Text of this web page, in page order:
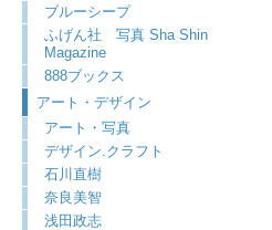
ブルーシープ
ふげん社 写真 Sha Shin
Magazine
888ブックス
アート・デザイン
アート・写真
デザイン.クラフト
石川直樹
奈良美智
浅田政志